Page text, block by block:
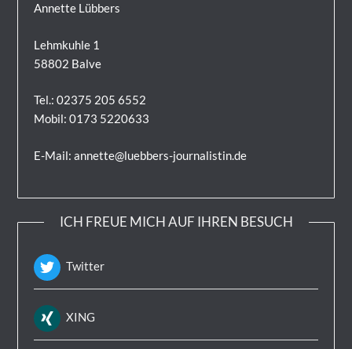
Annette Lübbers
Lehmkuhle 1
58802 Balve
Tel.: 02375 205 6552
Mobil: 0173 5220633
E-Mail: annette@luebbers-journalistin.de
ICH FREUE MICH AUF IHREN BESUCH
Twitter
XING